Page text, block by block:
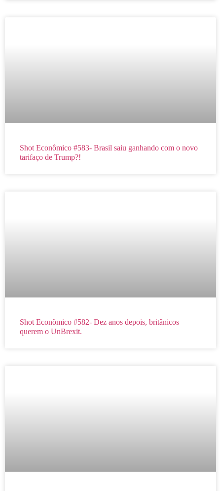
Shot Econômico #583- Brasil saiu ganhando com o novo
tarifaço de Trump?!
Shot Econômico #582- Dez anos depois, britânicos
querem o UnBrexit.